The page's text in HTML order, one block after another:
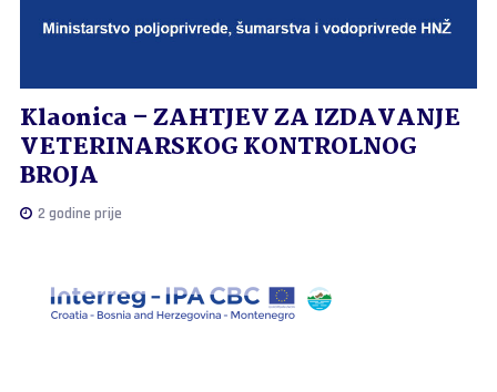
Klaonica – ZAHTJEV ZA IZDAVANJE
VETERINARSKOG KONTROLNOG
BROJA
2 godine prije